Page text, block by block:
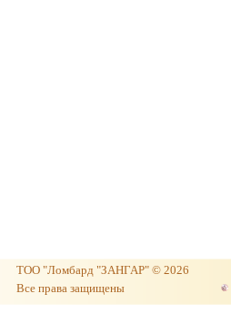
ТОО "Ломбард "ЗАНГАР" © 2026
Все права защищены